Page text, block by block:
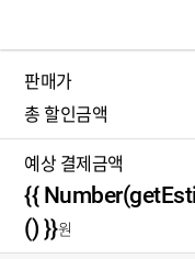
판매가
{{
() }}
총 할인금액
{{
String() }}
예상 결제금액
{{
() }}